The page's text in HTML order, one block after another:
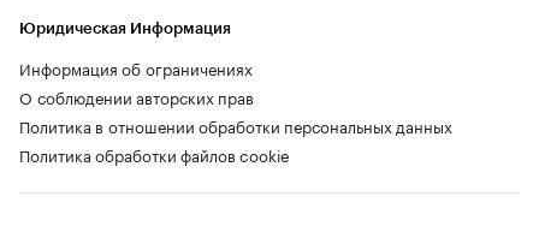
Юридическая Информация
Информация об ограничениях
О соблюдении авторских прав
Политика в отношении обработки персональных данных
Политика обработки файлов cookie